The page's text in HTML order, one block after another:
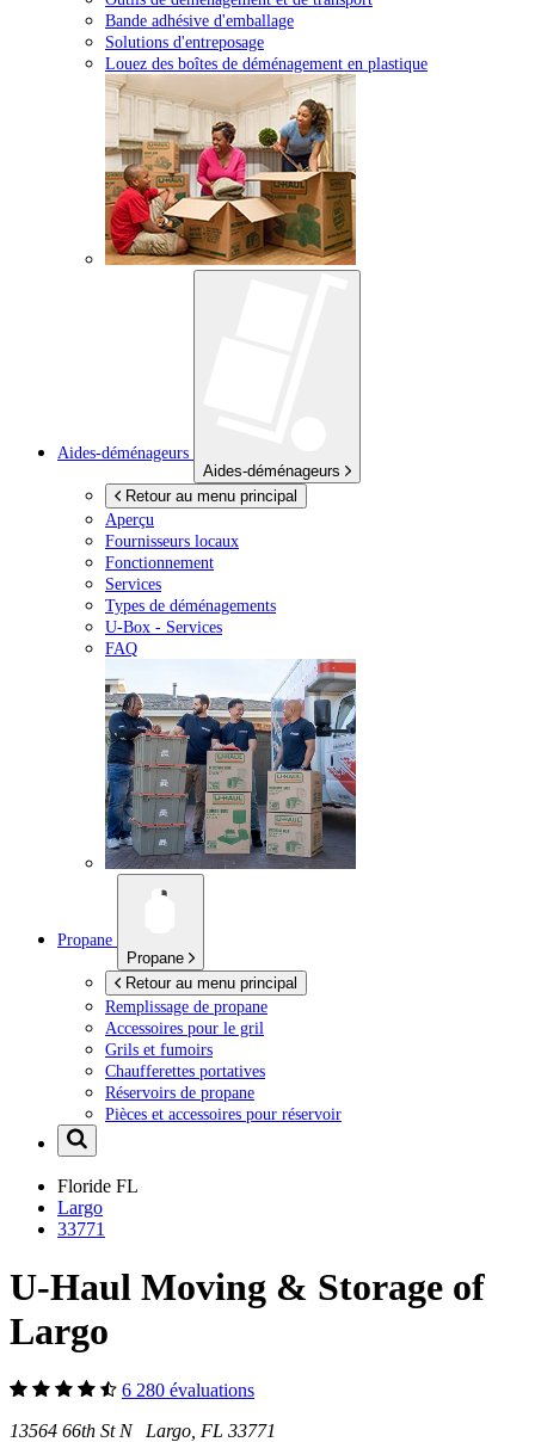
Bande adhésive d'emballage
Solutions d'entreposage
Louez des boîtes de déménagement en plastique
Aides-déménageurs
Aides-déménageurs
Retour au menu principal
Aperçu
Fournisseurs locaux
Fonctionnement
Services
Types de déménagements
U-Box - Services
FAQ
Propane
Propane
Retour au menu principal
Remplissage de propane
Accessoires pour le gril
Grils et fumoirs
Chaufferettes portatives
Réservoirs de propane
Pièces et accessoires pour réservoir
Floride FL
Largo
33771
U-Haul Moving & Storage of
Largo
6 280 évaluations
13564 66th St N Largo, FL 33771